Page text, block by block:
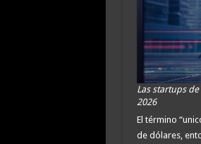
Las startups
2026
El término
de dólares,